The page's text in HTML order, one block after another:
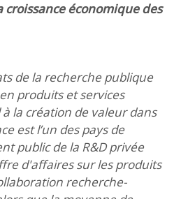
économique des
de la recherche publique
produits et services
la création de valeur dans
est l’un des pays de
public de la R&D privée
d'affaires sur les produits
recherche-